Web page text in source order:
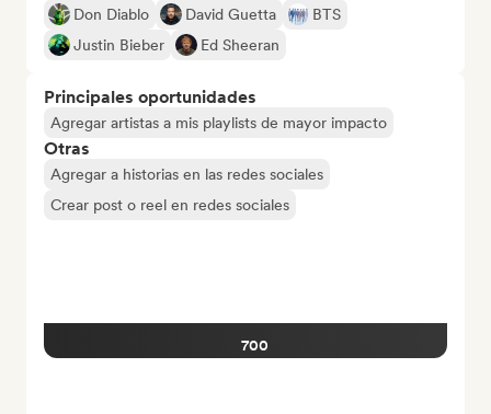
Don Diablo David Guetta
BTS
Justin Bieber
Ed Sheeran
Principales oportunidades
Agregar artistas a mis playlists de mayor impacto
Otras
Agregar a historias en las redes sociales
Crear post o reel en redes sociales
700